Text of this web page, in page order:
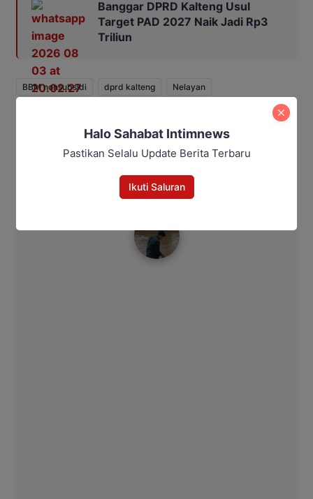
Banggar DPRD Kalteng Usul
Target PAD 2027 Naik Jadi Rp3
Triliun
BBM nonsubsidi dprd kalteng Nelayan
Halo Sahabat Intimnews
Pastikan Selalu Update Berita Terbaru
Ikuti Saluran